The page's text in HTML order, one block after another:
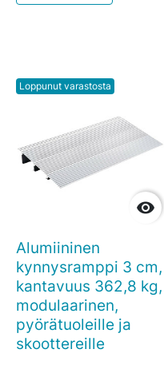
Loppunut varastosta

Alumiininen
kynnysramppi 3 cm,
kantavuus 362,8 kg,
modulaarinen,
pyörätuoleille ja
skoottereille